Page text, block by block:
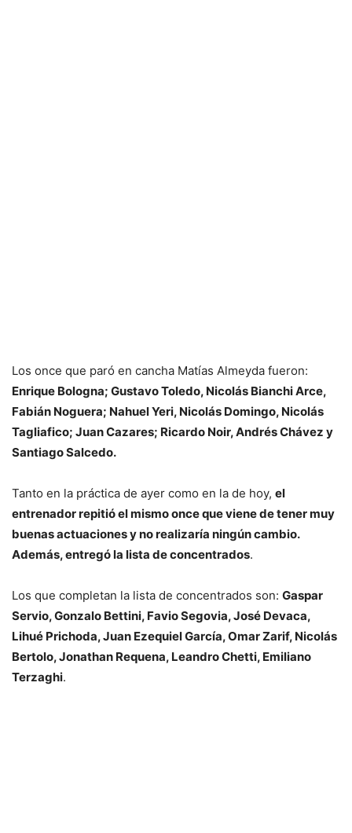
Los once que paró en cancha Matías Almeyda fueron:
Enrique Bologna; Gustavo Toledo, Nicolás Bianchi Arce,
Fabián Noguera; Nahuel Yeri, Nicolás Domingo, Nicolás
Tagliafico; Juan Cazares; Ricardo Noir, Andrés Chávez y
Santiago Salcedo.
Tanto en la práctica de ayer como en la de hoy, el
entrenador repitió el mismo once que viene de tener muy
buenas actuaciones y no realizaría ningún cambio.
Además, entregó la lista de concentrados.
Los que completan la lista de concentrados son: Gaspar
Servio, Gonzalo Bettini, Favio Segovia, José Devaca,
Lihué Prichoda, Juan Ezequiel García, Omar Zarif, Nicolás
Bertolo, Jonathan Requena, Leandro Chetti, Emiliano
Terzaghi.